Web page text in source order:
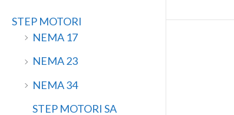
STEP MOTORI
NEMA 17
NEMA 23
NEMA 34
STEP MOTORI SA